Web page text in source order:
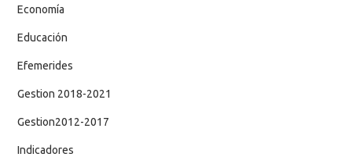
Economía
Educación
Efemerides
Gestion 2018-2021
Gestion2012-2017
Indicadores